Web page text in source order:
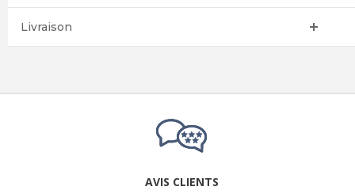
Livraison
AVIS CLIENTS